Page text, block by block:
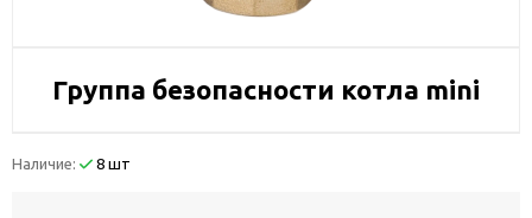
Группа безопасности котла mini
Наличие: 8 шт